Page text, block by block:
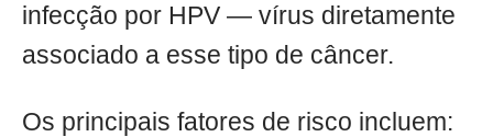
infecção por HPV — vírus diretamente
associado a esse tipo de câncer.
Os principais fatores de risco incluem: